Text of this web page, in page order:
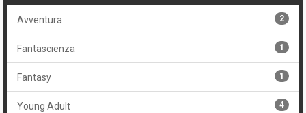
Avventura 2
Fantascienza 1
Fantasy 1
Young Adult 4